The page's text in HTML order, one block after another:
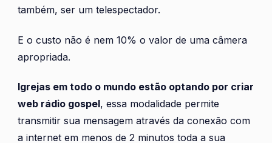
também, ser um telespectador.
E o custo não é nem 10% o valor de uma câmera
apropriada.
Igrejas em todo o mundo estão optando por criar
web rádio gospel, essa modalidade permite
transmitir sua mensagem através da conexão com
a internet em menos de 2 minutos toda a sua